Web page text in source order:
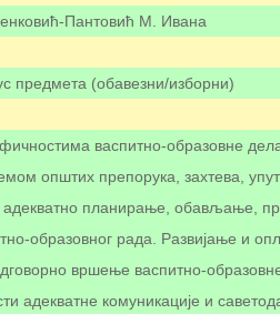
Пантовић М. Ивана
предмета (обавезни/изборни)
васпитно-образовне
општих препорука, захтева,
адекватно планирање, обављање,
образовног рада. Развијање и
вршење васпитно-
адекватне комуникације и